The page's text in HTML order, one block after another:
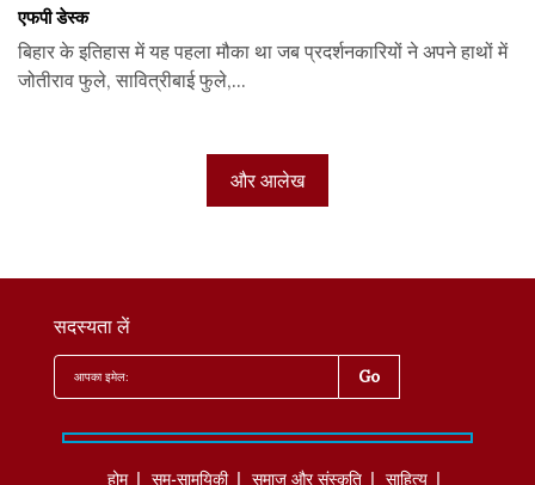
एफपी डेस्‍क
बिहार के इतिहास में यह पहला मौका था जब प्रदर्शनकारियों ने अपने हाथों में
जोतीराव फुले, सावित्रीबाई फुले,...
और आलेख
सदस्यता लें